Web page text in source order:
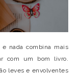
nada combina mais
com um bom livro.
leves e envolventes